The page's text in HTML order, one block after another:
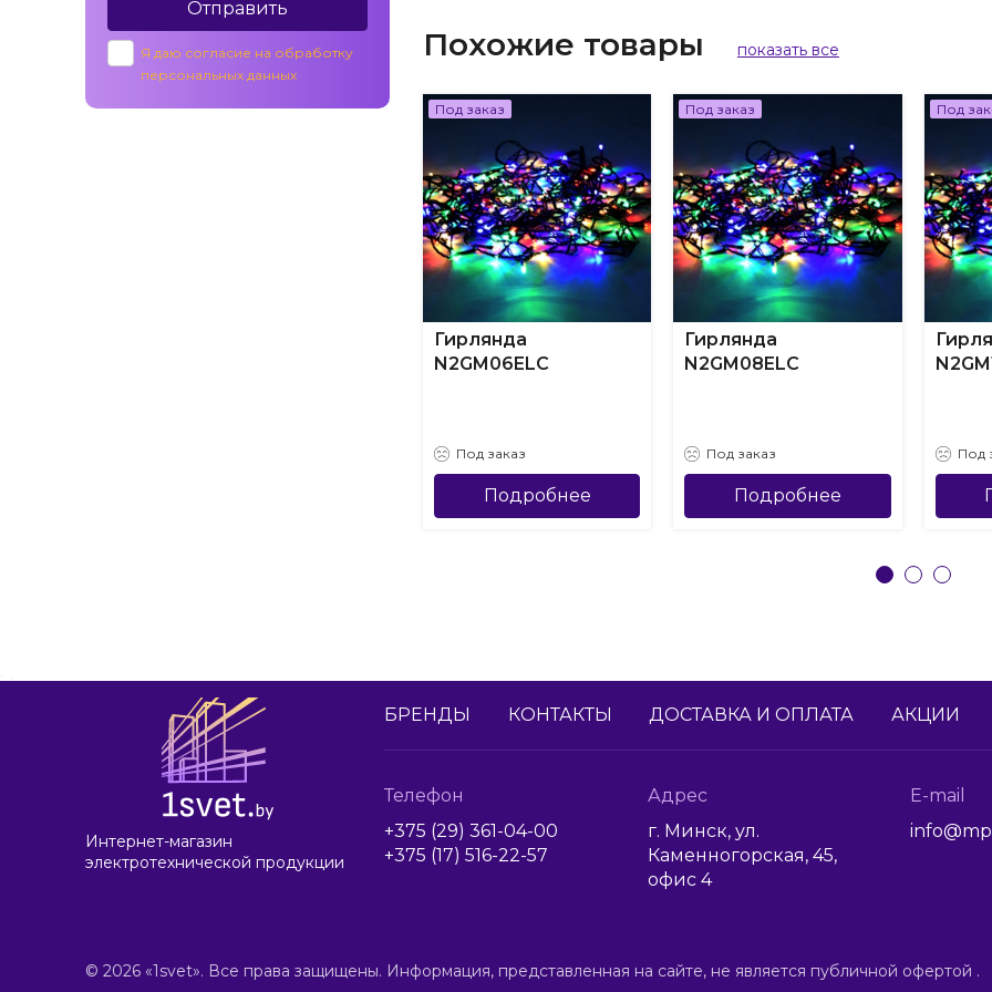
Отправить
Я даю согласие на обработку
персональных данных
Похожие товары показать все
Под заказ
Гирлянда
N2GM06ELC
Под заказ
Подробнее
Под заказ
Гирлянда
N2GM08ELC
Под заказ
Подробнее
Под
Под
Интернет-магазин
электротехнической продукции
БРЕНДЫ КОНТАКТЫ ДОСТАВКА И ОПЛАТА АКЦИИ
Телефон
+375 (29) 361-04-00
+375 (17) 516-22-57
Адрес
г. Минск, ул.
Каменногорская, 45,
офис 4
E-mail
© 2026 «1svet». Все права защищены. Информация, представленная на сайте, не является публичной офертой .